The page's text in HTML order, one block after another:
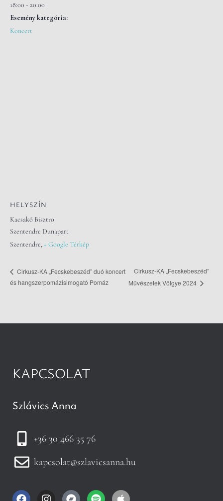
18:00 - 20:00
Esemény kategória:
Koncert
HELYSZÍN
Kacsakő Bisztro
Szentendre Dunapart
Szentendre,+ Google Térkép
Cirkusz-KA „Fecskebeszéd” duó koncert
és hangszerpomázisimogató Pomáz
Cirkusz-KA „Fecskebeszéd”
Művészetek Völgye 2024
KAPCSOLAT
Szlávics Anna
+36 30 466 35 76
kapcsolat@szlavicsanna.hu